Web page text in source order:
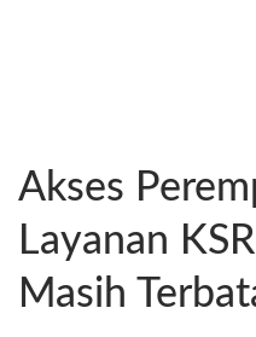
Akses
Layanan
Masih